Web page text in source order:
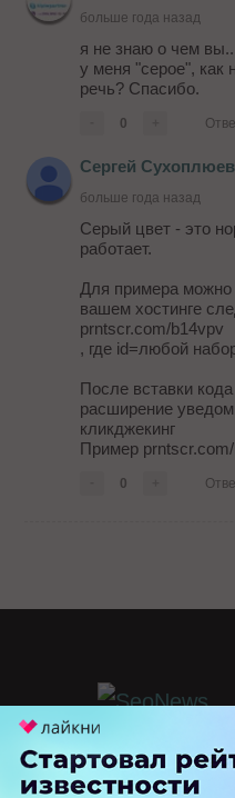
больше года назад
я не знаю о чем
у меня "серое", как
речь? Спасибо.
0
Сергей Сухоплюев
больше года назад
Серый цвет - это
работает.
Для примера можно
вашем хостинге
prntscr.com/b14vpv
, где id=любой
После вставки
расширение
кликджекинг
Пример
0
ПЕРЕЙТИ НА
© SEOnews.ru Все